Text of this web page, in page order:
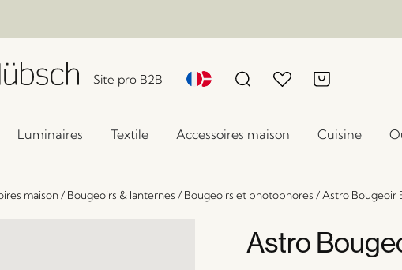
Site pro B2B
Luminaires Textile Accessoires maison Cuisine
maison/ Bougeoirs & lanternes / Bougeoirs et photophores / Astro Bougeoir
Astro